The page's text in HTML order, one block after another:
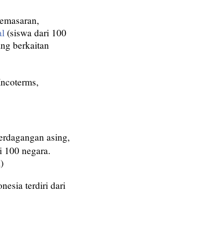
(siswa dari 100
berkaitan
asing,
100 negara.
terdiri dari